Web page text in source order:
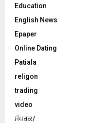
Education
English News
Epaper
Online Dating
Patiala
religon
trading
video
ਸੰਪਰਕ/